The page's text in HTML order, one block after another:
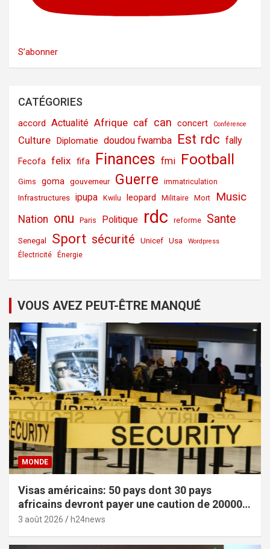
S’abonner
CATÉGORIES
accord Actualité Afrique caf can concert Conférence
Culture Diplomatie doudou fwamba Est rdc fally
Fecofa felix fifa Finances fmi Football
Gims goma gouverneur Guerre immatriculation
Infrastructures ipupa Kwilu leopard Militaire Mort Music
Nation onu Paris Politique rdc reforme Sante
Senegal Sport sécurité Unicef Usa Wordpress
Électricité Énergie
VOUS AVEZ PEUT-ÊTRE MANQUÉ
MONDE
Visas américains: 50 pays dont 30 pays
africains devront payer une caution de 20000
dollars
3 août 2026 h24news